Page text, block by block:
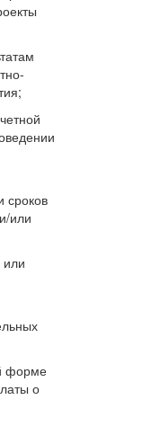
сроков
или
форме
о